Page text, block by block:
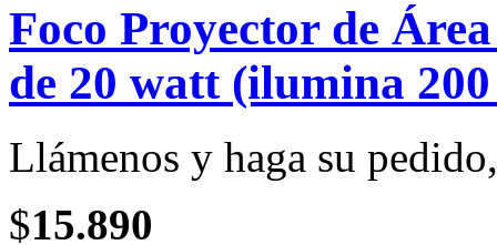
Foco Proyector de
de 20 watt (ilumina
Llámenos y haga su
$15.890